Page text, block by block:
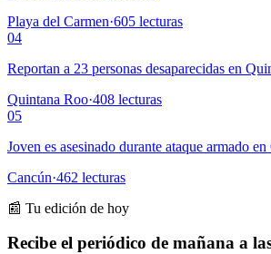
Playa del Carmen·605 lecturas
04
Reportan a 23 personas desaparecidas en
Quintana Roo·408 lecturas
05
Joven es asesinado durante ataque armado en
Cancún·462 lecturas
📰 Tu edición de hoy
Recibe el periódico de mañana a